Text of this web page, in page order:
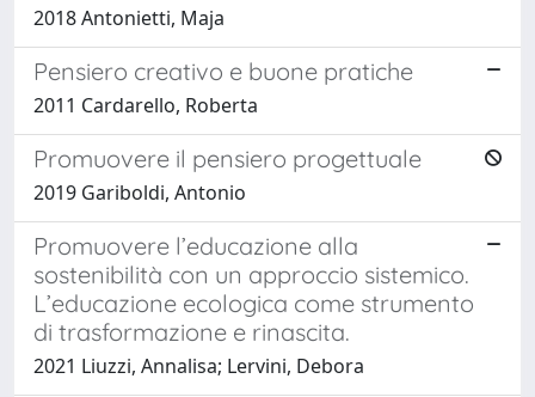
2018 Antonietti, Maja
Pensiero creativo e buone pratiche
2011 Cardarello, Roberta
Promuovere il pensiero progettuale
2019 Gariboldi, Antonio
Promuovere l’educazione alla
sostenibilità con un approccio sistemico.
L’educazione ecologica come strumento
di trasformazione e rinascita.
2021 Liuzzi, Annalisa; Lervini, Debora